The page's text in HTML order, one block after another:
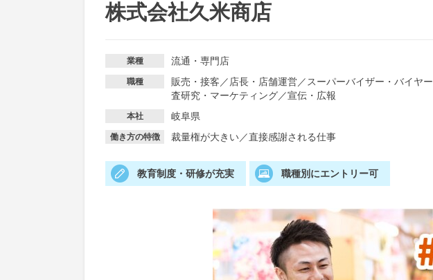
株式会社久米商店
業種 流通・専門店
職種 販売・接客 ／ 店長・店舗運営／ スーパーバイザー・バイヤー
査研究・マーケティング／宣伝・広報
本社 岐阜県
働き方の特徴 裁量権が大きい／直接感謝される仕事
教育制度・研修が充実 職種別にエントリー可